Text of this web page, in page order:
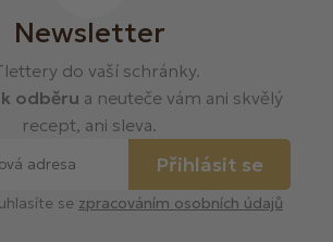
Newsletter
do vaší schránky.
odběru a neuteče vám ani skvělý
recept, ani sleva.
Přihlásit se
se zpracováním osobních údajů